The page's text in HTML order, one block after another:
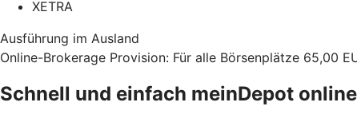
XETRA
Ausführung im Ausland
Online-Brokerage Provision: Für alle Börsenplätze 65,00
Schnell und einfach meinDepot